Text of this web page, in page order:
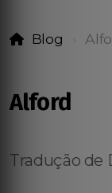
Blog
Alford
Tradução de